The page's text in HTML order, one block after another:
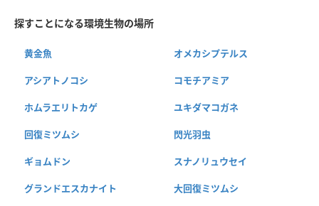
探すことになる環境生物の場所
黄金魚 オメカシプテルス
アシアトノコシ コモチアミア
ホムラエリトカゲ ユキダマコガネ
回復ミツムシ 閃光羽虫
ギョムドン スナノリュウセイ
グランドエスカナイト 大回復ミツムシ